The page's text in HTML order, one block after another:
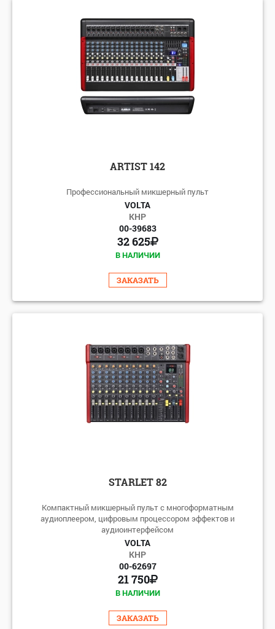
ARTIST 142
Профессиональный микшерный пульт
VOLTA
КНР
00-39683
32 625
В НАЛИЧИИ
ЗАКАЗАТЬ
STARLET 82
Компактный микшерный пульт с многоформатным
аудиоплеером, цифровым процессором эффектов и
аудиоинтерфейсом
VOLTA
КНР
00-62697
21 750
В НАЛИЧИИ
ЗАКАЗАТЬ